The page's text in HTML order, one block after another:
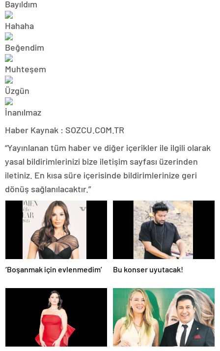
Haber Kaynak : SOZCU.COM.TR
“Yayınlanan tüm haber ve diğer içerikler ile ilgili olarak
yasal bildirimlerinizi bize iletişim sayfası üzerinden
iletiniz. En kısa süre içerisinde bildirimlerinize geri
dönüş sağlanılacaktır.”
‘Boşanmak için evlenmedim’ Bu konser uyutacak!